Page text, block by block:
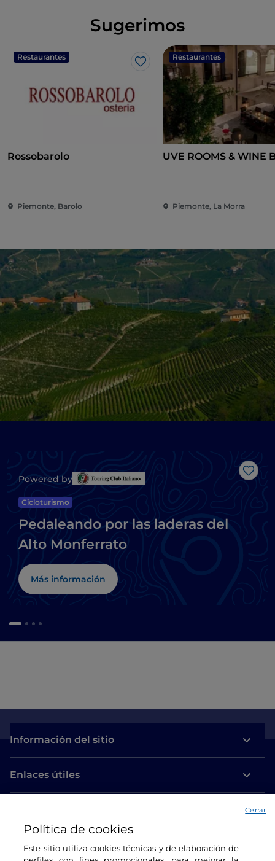
Sugerimos
Restaurantes
Me gusta
Rossobarolo
Piemonte, Barolo
Restaurantes
UVE ROOMS & WINE
Piemonte, La Morra
Me
Powered by
Cicloturismo
Pedaleando por las laderas del
Alto Monferrato
Más información
Información del sitio
Enlaces útiles
Estamos en contacto
Política de cookies
Este sitio utiliza cookies técnicas y de elaboración de
Cerrar